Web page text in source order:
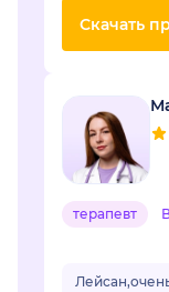
Скачать
терапевт